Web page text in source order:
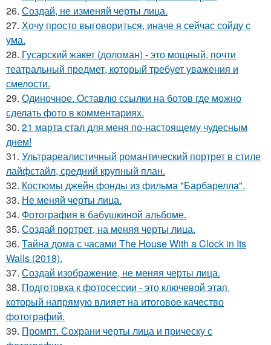
26. Создай, не изменяй черты лица.
27. Хочу просто выговориться, иначе я сейчас сойду с
ума.
28. Гусарский жакет (доломан) - это мощный, почти
театральный предмет, который требует уважения и
смелости.
29. Одиночное. Оставлю ссылки на ботов где можно
сделать фото в комментариях.
30. 21 марта стал для меня по-настоящему чудесным
днем!
31. Ультрареалистичный романтический портрет в стиле
лайфстайл, средний крупный план.
32. Костюмы джейн фонды из фильма "Барбарелла".
33. Не меняй черты лица.
34. Фотография в бабушкиной альбоме.
35. Создай портрет, на меняя черты лица.
36. Тайна дома с часами The House With a Clock in Its
Walls (2018).
37. Создай изображение, не меняя черты лица.
38. Подготовка к фотосессии - это ключевой этап,
который напрямую влияет на итоговое качество
фотографий.
39. Промпт. Сохрани черты лица и прическу с